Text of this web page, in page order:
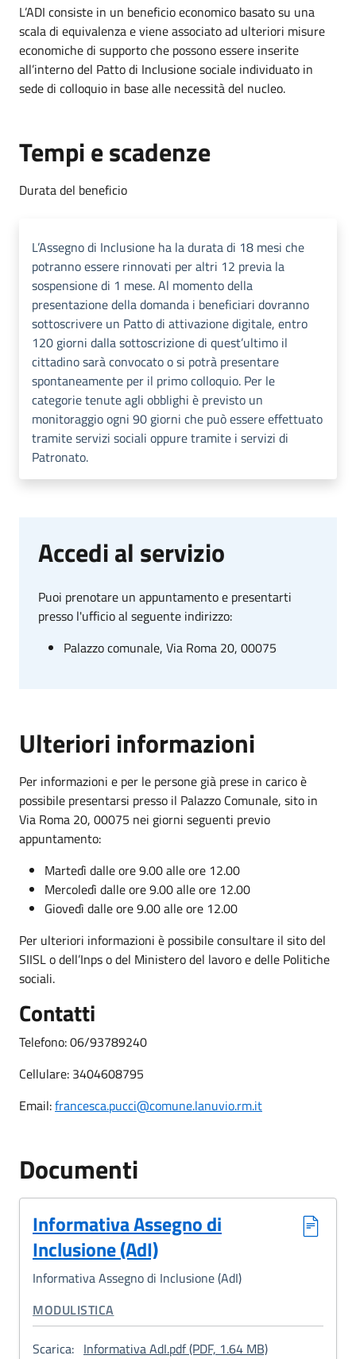
L’ADI consiste in un beneficio economico basato su una
scala di equivalenza e viene associato ad ulteriori misure
economiche di supporto che possono essere inserite
all’interno del Patto di Inclusione sociale individuato in
sede di colloquio in base alle necessità del nucleo.
Tempi e scadenze
Durata del beneficio
L’Assegno di Inclusione ha la durata di 18 mesi che
potranno essere rinnovati per altri 12 previa la
sospensione di 1 mese. Al momento della
presentazione della domanda i beneficiari dovranno
sottoscrivere un Patto di attivazione digitale, entro
120 giorni dalla sottoscrizione di quest’ultimo il
cittadino sarà convocato o si potrà presentare
spontaneamente per il primo colloquio. Per le
categorie tenute agli obblighi è previsto un
monitoraggio ogni 90 giorni che può essere effettuato
tramite servizi sociali oppure tramite i servizi di
Patronato.
Accedi al servizio
Puoi prenotare un appuntamento e presentarti
presso l'ufficio al seguente indirizzo:
Palazzo comunale, Via Roma 20, 00075
Ulteriori informazioni
Per informazioni e per le persone già prese in carico è
possibile presentarsi presso il Palazzo Comunale, sito in
Via Roma 20, 00075 nei giorni seguenti previo
appuntamento:
Martedì dalle ore 9.00 alle ore 12.00
Mercoledì dalle ore 9.00 alle ore 12.00
Giovedì dalle ore 9.00 alle ore 12.00
Per ulteriori informazioni è possibile consultare il sito del
SIISL o dell’Inps o del Ministero del lavoro e delle Politiche
sociali.
Contatti
Telefono: 06/93789240
Cellulare: 3404608795
Email:francesca.pucci@comune.lanuvio.rm.it
Documenti
Informativa Assegno di
Inclusione (AdI)
Informativa Assegno di Inclusione (AdI)
CATEGORIA CORRELATA:
MODULISTICA
Scarica: Informativa AdI.pdf (PDF, 1.64 MB): Informativa